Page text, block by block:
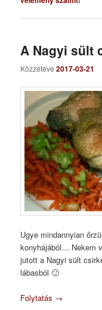
A Nagyi sült
Közzétéve2017-03-21
Ugye mindannyian
konyhájából… Nekem
jutott a Nagyi sült
lábasból 🙂
Folytatás →